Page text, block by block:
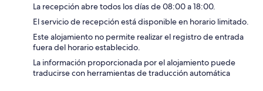
La recepción abre todos los días de 08:00 a 18:00.
El servicio de recepción está disponible en horario limitado.
Este alojamiento no permite realizar el registro de entrada
fuera del horario establecido.
La información proporcionada por el alojamiento puede
traducirse con herramientas de traducción automática